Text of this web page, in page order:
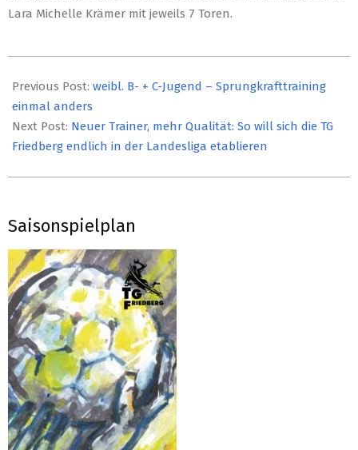
Lara Michelle Krämer mit jeweils 7 Toren.
10-
09
Previous Post: weibl. B- + C-Jugend – Sprungkrafttraining
einmal anders
Next Post: Neuer Trainer, mehr Qualität: So will sich die TG
Friedberg endlich in der Landesliga etablieren
Saisonspielplan